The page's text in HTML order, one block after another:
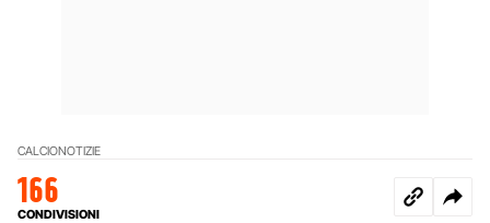
CALCIONOTIZIE
166
CONDIVISIONI